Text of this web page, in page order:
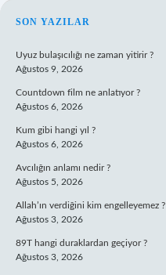
SIDEBAR
SON YAZILAR
Uyuz bulaşıcılığı ne zaman yitirir ?
Ağustos 9, 2026
Countdown film ne anlatıyor ?
Ağustos 6, 2026
Kum gibi hangi yıl ?
Ağustos 6, 2026
Avcılığın anlamı nedir ?
Ağustos 5, 2026
Allah’ın verdiğini kim engelleyemez ?
Ağustos 3, 2026
89T hangi duraklardan geçiyor ?
Ağustos 3, 2026